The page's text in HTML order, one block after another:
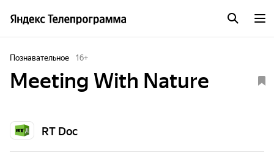
Познавательное 16+
Meeting With Nature
RT Doc